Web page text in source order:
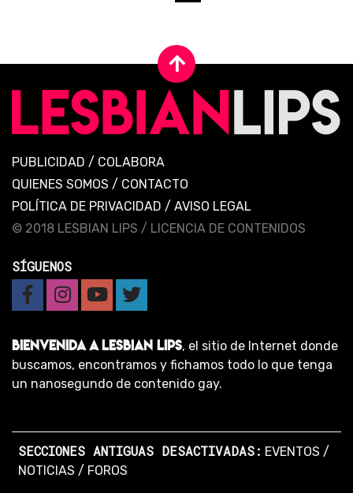
PUBLICIDAD / COLABORA
QUIENES SOMOS / CONTACTO
POLÍTICA DE PRIVACIDAD / AVISO LEGAL
© 2018 LESBIAN LIPS / LICENCIA DE CONTENIDOS
SÍGUENOS
BIENVENIDA A LESBIAN LIPS, el sitio de Internet donde
buscamos, encontramos y fichamos todo lo que tenga
un nanosegundo de contenido gay.
SECCIONES ANTIGUAS DESACTIVADAS: EVENTOS /
NOTICIAS / FOROS